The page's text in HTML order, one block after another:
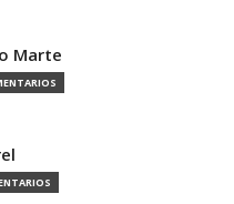
Marte